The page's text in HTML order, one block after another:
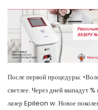
После первой процедуры:
светлее. Через дней выпадут
лазер Epileon w. Новое